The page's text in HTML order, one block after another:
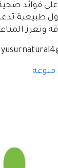
فوائد
طبيعية
وتعزز
منوعه